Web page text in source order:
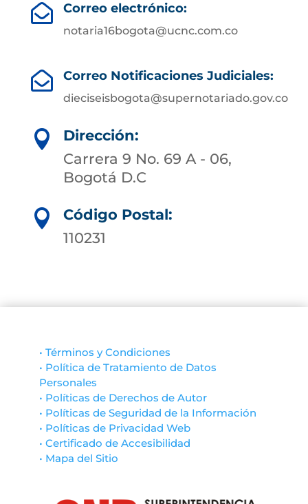
 Correo electrónico:
notaria16bogota@ucnc.com.co
 Correo Notificaciones Judiciales:
dieciseisbogota@supernotariado.gov.co

Dirección:
Carrera 9 No. 69 A - 06,
Bogotá D.C

Código Postal:
110231
• Términos y Condiciones
• Política de Tratamiento de Datos
Personales
• Políticas de Derechos de Autor
• Políticas de Seguridad de la Información
• Políticas de Privacidad Web
• Certificado de Accesibilidad
• Mapa del Sitio